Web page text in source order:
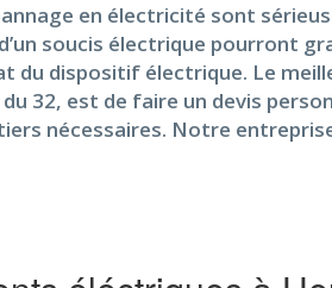
en électricité sont
soucis électrique pourront
du dispositif électrique. Le
32, est de faire un devis
nécessaires. Notre